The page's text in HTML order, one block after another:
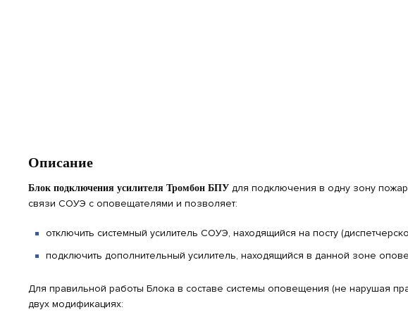
Описание
Блок подключения усилителя Тромбон БПУ для подключения в одну зону
связи СОУЭ с оповещателями и позволяет:
отключить системный усилитель СОУЭ, находящийся на посту
подключить дополнительный усилитель, находящийся в данной зоне
Для правильной работы Блока в составе системы оповещения (не нарушая
двух модификациях: